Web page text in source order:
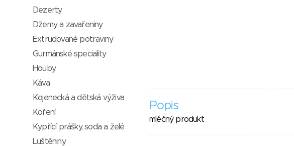
Popis
mléčný produkt
Dezerty
Džemy a zavařeniny
Extrudované potraviny
Gurmánské speciality
Houby
Káva
Kojenecká a dětská výživa
Koření
Kypřící prášky, soda a želé
Luštěniny